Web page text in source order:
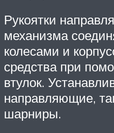
Рукоятки
механизма
колесами и
средства при
втулок.
направляющие,
шарниры.